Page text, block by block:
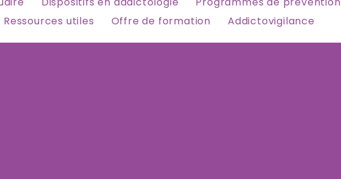
Ressources utiles
Offre de formation Addictovigilance